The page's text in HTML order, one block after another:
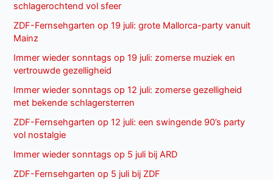
schlagerochtend vol sfeer
ZDF-Fernsehgarten op 19 juli: grote Mallorca-party vanuit
Mainz
Immer wieder sonntags op 19 juli: zomerse muziek en
vertrouwde gezelligheid
Immer wieder sonntags op 12 juli: zomerse gezelligheid
met bekende schlagersterren
ZDF-Fernsehgarten op 12 juli: een swingende 90’s party
vol nostalgie
Immer wieder sonntags op 5 juli bij ARD
ZDF-Fernsehgarten op 5 juli bij ZDF